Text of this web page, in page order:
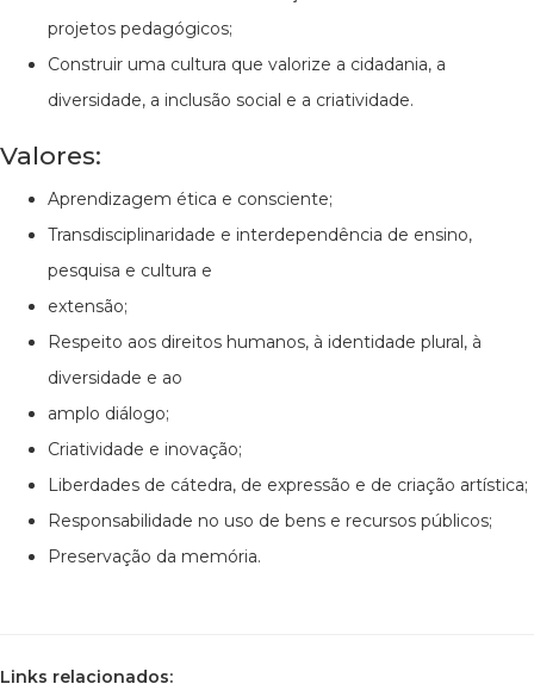
projetos pedagógicos;
Construir uma cultura que valorize a cidadania, a
diversidade, a inclusão social e a criatividade.
Valores:
Aprendizagem ética e consciente;
Transdisciplinaridade e interdependência de ensino,
pesquisa e cultura e
extensão;
Respeito aos direitos humanos, à identidade plural, à
diversidade e ao
amplo diálogo;
Criatividade e inovação;
Liberdades de cátedra, de expressão e de criação artística;
Responsabilidade no uso de bens e recursos públicos;
Preservação da memória.
Links relacionados: